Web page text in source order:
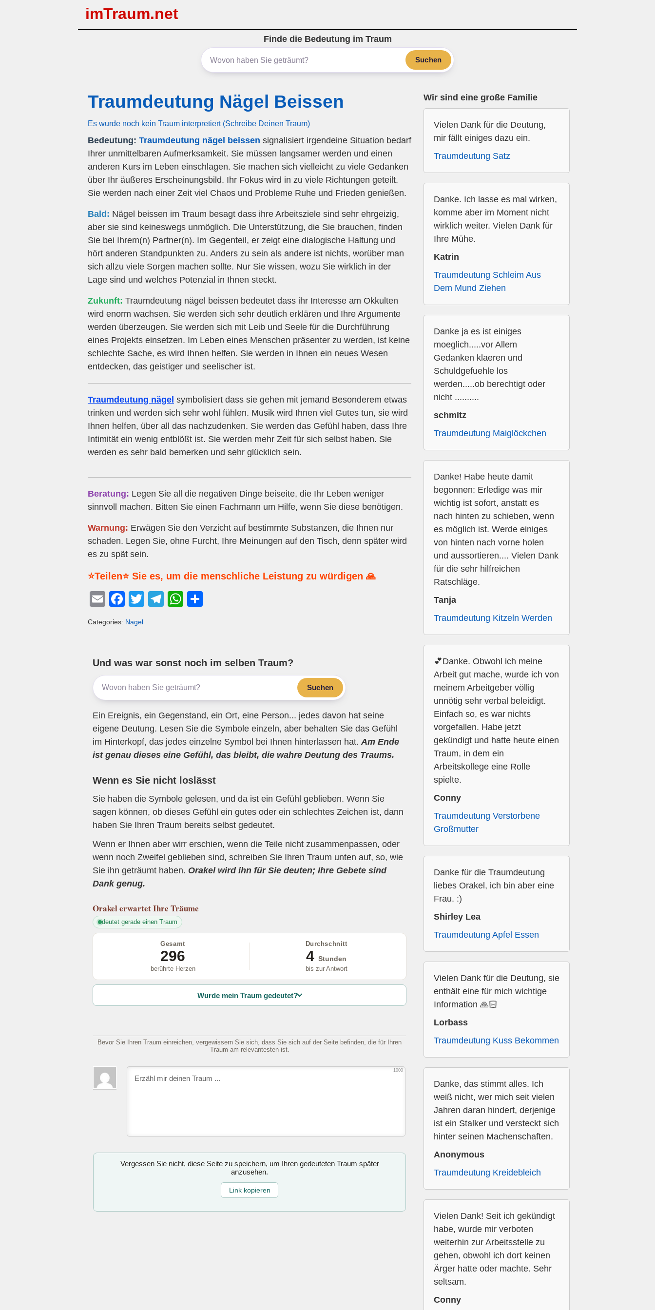
imTraum.net
Finde die Bedeutung im Traum
Suchen
Traumdeutung Nägel Beissen
Es wurde noch kein Traum interpretiert (Schreibe Deinen Traum)
Bedeutung: Traumdeutung nägel beissen signalisiert irgendeine Situation bedarf
Ihrer unmittelbaren Aufmerksamkeit. Sie müssen langsamer werden und einen
anderen Kurs im Leben einschlagen. Sie machen sich vielleicht zu viele Gedanken
über Ihr äußeres Erscheinungsbild. Ihr Fokus wird in zu viele Richtungen geteilt.
Sie werden nach einer Zeit viel Chaos und Probleme Ruhe und Frieden genießen.
Bald: Nägel beissen im Traum besagt dass ihre Arbeitsziele sind sehr ehrgeizig,
aber sie sind keineswegs unmöglich. Die Unterstützung, die Sie brauchen, finden
Sie bei Ihrem(n) Partner(n). Im Gegenteil, er zeigt eine dialogische Haltung und
hört anderen Standpunkten zu. Anders zu sein als andere ist nichts, worüber man
sich allzu viele Sorgen machen sollte. Nur Sie wissen, wozu Sie wirklich in der
Lage sind und welches Potenzial in Ihnen steckt.
Zukunft: Traumdeutung nägel beissen bedeutet dass ihr Interesse am Okkulten
wird enorm wachsen. Sie werden sich sehr deutlich erklären und Ihre Argumente
werden überzeugen. Sie werden sich mit Leib und Seele für die Durchführung
eines Projekts einsetzen. Im Leben eines Menschen präsenter zu werden, ist keine
schlechte Sache, es wird Ihnen helfen. Sie werden in Ihnen ein neues Wesen
entdecken, das geistiger und seelischer ist.
Traumdeutung nägel symbolisiert dass sie gehen mit jemand Besonderem etwas
trinken und werden sich sehr wohl fühlen. Musik wird Ihnen viel Gutes tun, sie wird
Ihnen helfen, über all das nachzudenken. Sie werden das Gefühl haben, dass Ihre
Intimität ein wenig entblößt ist. Sie werden mehr Zeit für sich selbst haben. Sie
werden es sehr bald bemerken und sehr glücklich sein.
Beratung: Legen Sie all die negativen Dinge beiseite, die Ihr Leben weniger
sinnvoll machen. Bitten Sie einen Fachmann um Hilfe, wenn Sie diese benötigen.
Warnung: Erwägen Sie den Verzicht auf bestimmte Substanzen, die Ihnen nur
schaden. Legen Sie, ohne Furcht, Ihre Meinungen auf den Tisch, denn später wird
es zu spät sein.
⭐Teilen⭐ Sie es, um die menschliche Leistung zu würdigen 🙏
E
ail
F
c
b
o
o
T
T
a
m
W
A
p
p
Categories: Nagel
Und was war sonst noch im selben Traum?
Suchen
Ein Ereignis, ein Gegenstand, ein Ort, eine Person... jedes davon hat seine
eigene Deutung. Lesen Sie die Symbole einzeln, aber behalten Sie das Gefühl
im Hinterkopf, das jedes einzelne Symbol bei Ihnen hinterlassen hat. Am Ende
ist genau dieses eine Gefühl, das bleibt, die wahre Deutung des Traums.
Wenn es Sie nicht loslässt
Sie haben die Symbole gelesen, und da ist ein Gefühl geblieben. Wenn Sie
sagen können, ob dieses Gefühl ein gutes oder ein schlechtes Zeichen ist, dann
haben Sie Ihren Traum bereits selbst gedeutet.
Wenn er Ihnen aber wirr erschien, wenn die Teile nicht zusammenpassen, oder
wenn noch Zweifel geblieben sind, schreiben Sie Ihren Traum unten auf, so, wie
Sie ihn geträumt haben. Orakel wird ihn für Sie deuten; Ihre Gebete sind
Dank genug.
Orakelerwartet Ihre Träume
deutet gerade einen Traum
Gesamt
296
berührte Herzen
Durchschnitt
4 Stunden
bis zur Antwort
Wurde mein Traum gedeutet?
Bevor Sie Ihren Traum einreichen, vergewissern Sie sich, dass Sie sich auf der Seite befinden, die für Ihren
Traum am relevantesten ist.
1000
Vergessen Sie nicht, diese Seite zu speichern, um Ihren gedeuteten Traum später
anzusehen.
Link kopieren
Wir sind eine große Familie
Vielen Dank für die Deutung,
mir fällt einiges dazu ein.
Traumdeutung Satz
Danke. Ich lasse es mal wirken,
komme aber im Moment nicht
wirklich weiter. Vielen Dank für
Ihre Mühe.
Katrin
Traumdeutung Schleim Aus
Dem Mund Ziehen
Danke ja es ist einiges
moeglich.....vor Allem
Gedanken klaeren und
Schuldgefuehle los
werden.....ob berechtigt oder
nicht ..........
schmitz
Traumdeutung Maiglöckchen
Danke! Habe heute damit
begonnen: Erledige was mir
wichtig ist sofort, anstatt es
nach hinten zu schieben, wenn
es möglich ist. Werde einiges
von hinten nach vorne holen
und aussortieren.... Vielen Dank
für die sehr hilfreichen
Ratschläge.
Tanja
Traumdeutung Kitzeln Werden
💕Danke. Obwohl ich meine
Arbeit gut mache, wurde ich von
meinem Arbeitgeber völlig
unnötig sehr verbal beleidigt.
Einfach so, es war nichts
vorgefallen. Habe jetzt
gekündigt und hatte heute einen
Traum, in dem ein
Arbeitskollege eine Rolle
spielte.
Conny
Traumdeutung Verstorbene
Großmutter
Danke für die Traumdeutung
liebes Orakel, ich bin aber eine
Frau. :)
Shirley Lea
Traumdeutung Apfel Essen
Vielen Dank für die Deutung, sie
enthält eine für mich wichtige
Information 🙏🏻
Lorbass
Traumdeutung Kuss Bekommen
Danke, das stimmt alles. Ich
weiß nicht, wer mich seit vielen
Jahren daran hindert, derjenige
ist ein Stalker und versteckt sich
hinter seinen Machenschaften.
Anonymous
Traumdeutung Kreidebleich
Vielen Dank! Seit ich gekündigt
habe, wurde mir verboten
weiterhin zur Arbeitsstelle zu
gehen, obwohl ich dort keinen
Ärger hatte oder machte. Sehr
seltsam.
Conny